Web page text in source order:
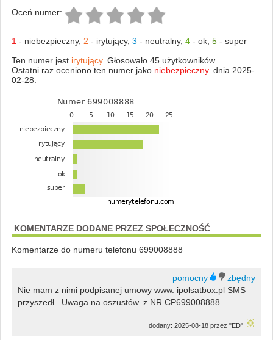
Oceń numer:
1 - niebezpieczny, 2 - irytujący, 3 - neutralny, 4- ok, 5- super
Ten numer jest irytujący. Głosowało 45 użytkowników.
Ostatni raz oceniono ten numer jako niebezpieczny. dnia 2025-
02-28.
KOMENTARZE DODANE PRZEZ SPOŁECZNOŚĆ
Komentarze do numeru telefonu 699008888
Nie mam z nimi podpisanej umowy www. ipolsatbox.pl SMS
przyszedł...Uwaga na oszustów..z NR CP699008888
dodany: 2025-08-18 przez "ED"